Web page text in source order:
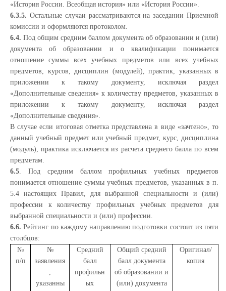
«История России. Всеобщая история» или «История России».
6.3.5. Остальные случаи рассматриваются на заседании Приемной
комиссии и оформляются протоколом.
6.4. Под общим средним баллом документа об образовании и (или)
документа об образовании и о квалификации понимается
отношение суммы всех учебных предметов или всех учебных
предметов, курсов, дисциплин (модулей), практик, указанных в
приложении к такому документу, исключая раздел
«Дополнительные сведения» к количеству предметов, указанных в
приложении к такому документу, исключая раздел
«Дополнительные сведения».
В случае если итоговая отметка представлена в виде «зачтено», то
данный учебный предмет или учебный предмет, курс, дисциплина
(модуль), практика исключается из расчета среднего балла по всем
предметам.
6.5. Под средним баллом профильных учебных предметов
понимается отношение суммы учебных предметов, указанных в п.
5.4 настоящих Правил, для выбранной специальности и (или)
профессии к количеству профильных учебных предметов для
выбранной специальности и (или) профессии.
6.6. Рейтинг по каждому направлению подготовки состоит из пяти
столбцов:
№
п/п
№
заявления
,
указанны
Средний
балл
профильн
ых
Общий средний
балл документа
об образовании и
(или) документа
Оригинал/
копия